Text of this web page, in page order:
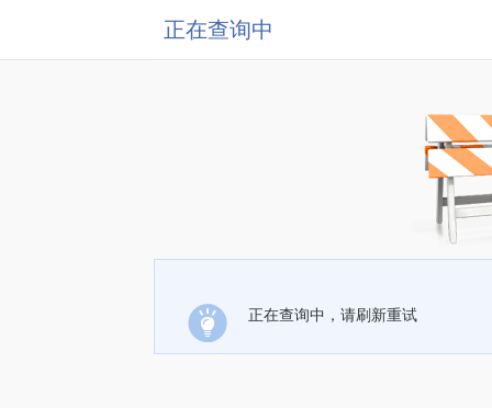
正在查询中
正在查询中，请刷新重试